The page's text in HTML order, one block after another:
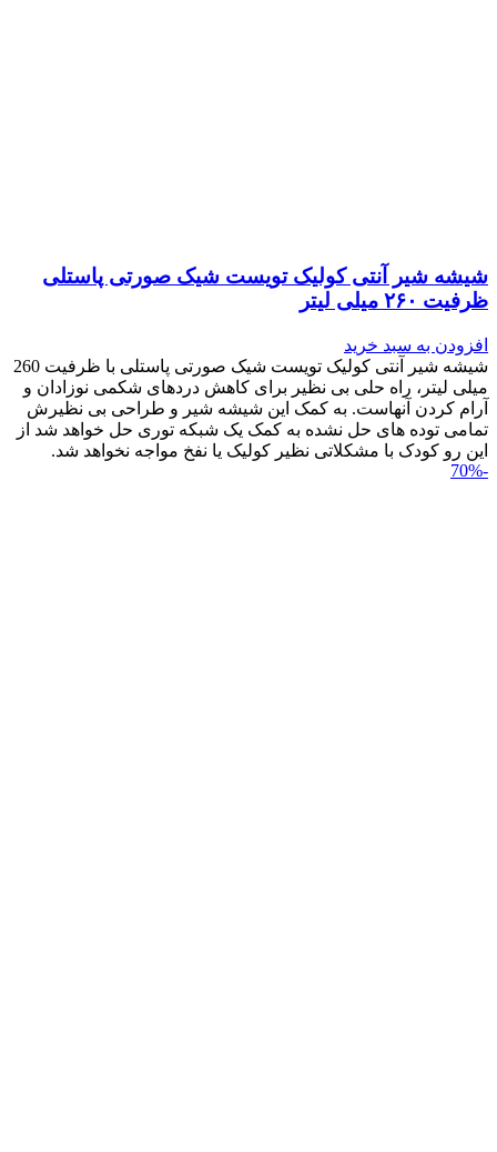
شیشه شیر آنتی کولیک تویست شیک صورتی پاستلی
ظرفیت ۲۶۰ میلی لیتر
افزودن به سبد خرید
شیشه شیر آنتی کولیک تویست شیک صورتی پاستلی با ظرفیت 260
میلی لیتر، راه حلی بی نظیر برای کاهش دردهای شکمی نوزادان و
آرام کردن آنهاست. به کمک این شیشه شیر و طراحی بی نظیرش
تمامی توده های حل نشده به کمک یک شبکه توری حل خواهد شد از
این رو کودک با مشکلاتی نظیر کولیک یا نفخ مواجه نخواهد شد.
-70%